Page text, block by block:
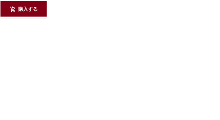
購入する